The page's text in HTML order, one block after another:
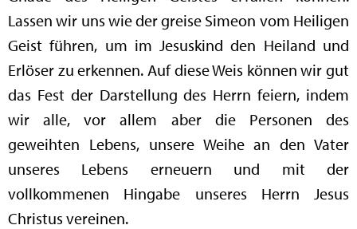
Lassen wir uns wie der greise Simeon vom Heiligen
Geist führen, um im Jesuskind den Heiland und
Erlöser zu erkennen. Auf diese Weis können wir gut
das Fest der Darstellung des Herrn feiern, indem
wir alle, vor allem aber die Personen des
geweihten Lebens, unsere Weihe an den Vater
unseres Lebens erneuern und mit der
vollkommenen Hingabe unseres Herrn Jesus
Christus vereinen.